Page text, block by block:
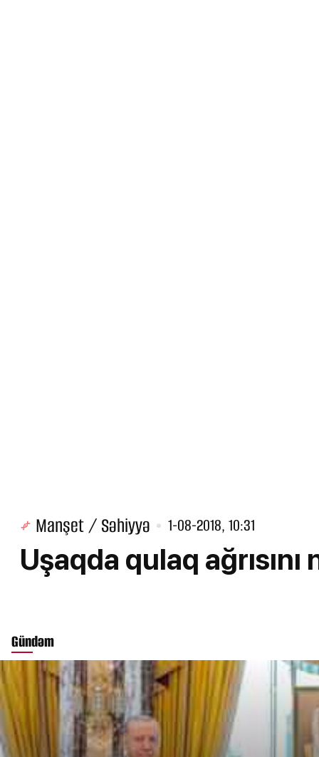
Manşet / Səhiyyə 1-08-2018, 10:31
Uşaqda qulaq
Gündəm